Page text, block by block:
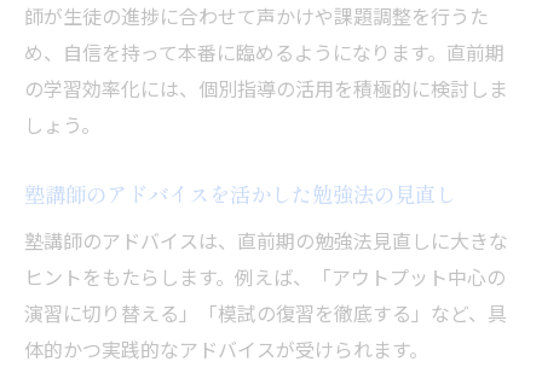
師が生徒の進捗に合わせて声かけや課題調整を行うた
め、自信を持って本番に臨めるようになります。直前期
の学習効率化には、個別指導の活用を積極的に検討しま
しょう。
塾講師のアドバイスを活かした勉強法の見直し
塾講師のアドバイスは、直前期の勉強法見直しに大きな
ヒントをもたらします。例えば、「アウトプット中心の
演習に切り替える」「模試の復習を徹底する」など、具
体的かつ実践的なアドバイスが受けられます。